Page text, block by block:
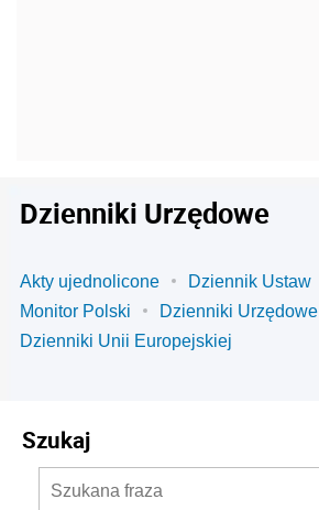
Dzienniki Urzędowe
Akty ujednolicone
Dziennik Ustaw
Monitor Polski
Dzienniki Urzędowe
Dzienniki Unii Europejskiej
Szukaj